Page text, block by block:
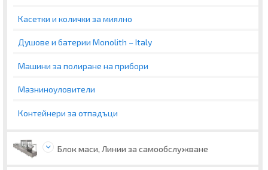
Касетки и колички за миялно
Душове и батерии Monolith – Italy
Машини за полиране на прибори
Мазниноуловители
Контейнери за отпадъци
Блок маси, Линии за самообслужване